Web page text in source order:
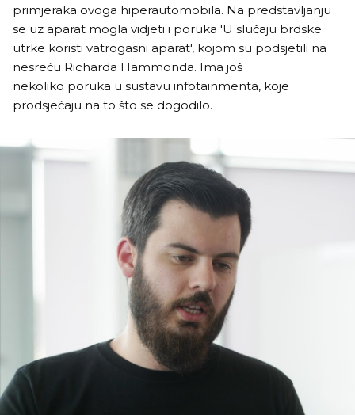
primjeraka ovoga hiperautomobila. Na predstavljanju
se uz aparat mogla vidjeti i poruka 'U slučaju brdske
utrke koristi vatrogasni aparat', kojom su podsjetili na
nesreću Richarda Hammonda. Ima još
nekoliko poruka u sustavu infotainmenta, koje
prodsjećaju na to što se dogodilo.